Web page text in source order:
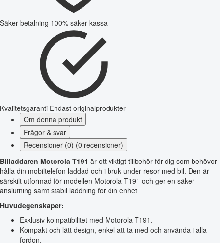
Säker betalning 100% säker kassa
Kvalitetsgaranti Endast originalprodukter
Om denna produkt
Frågor & svar
Recensioner (0) (0 recensioner)
Billaddaren Motorola T191 är ett viktigt tillbehör för dig som behöver
hålla din mobiltelefon laddad och i bruk under resor med bil. Den är
särskilt utformad för modellen Motorola T191 och ger en säker
anslutning samt stabil laddning för din enhet.
Huvudegenskaper:
Exklusiv kompatibilitet med Motorola T191.
Kompakt och lätt design, enkel att ta med och använda i alla
fordon.